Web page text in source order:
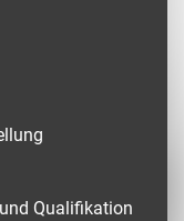
Qualifikation